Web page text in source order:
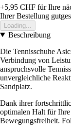
+5,95 CHF für Ihre
Ihrer Bestellung
Loading...
Beschreibung
Die Tennisschuhe
Verbindung von
anspruchsvolle
unvergleichliche
Sandplatz.
Dank ihrer
optimalen Halt für
Bewegungsfreiheit.